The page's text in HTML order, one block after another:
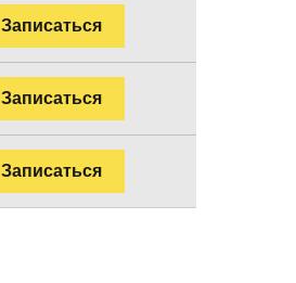
Записаться
Записаться
Записаться